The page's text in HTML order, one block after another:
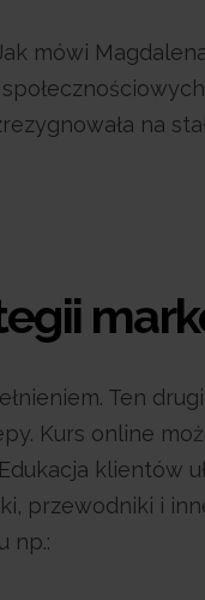
mówi
na
Ten
Kurs online
klientów
przewodniki i
np.: